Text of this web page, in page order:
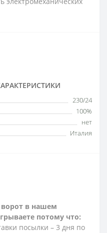
230/24
100%
нет
Италия
ворот в нашем
потому что:
посылки – 3 дня по